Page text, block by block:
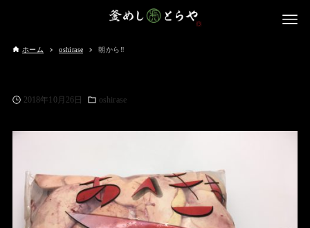
ホーム oshirase 朝から‼️
2018年10月26日 oshirase